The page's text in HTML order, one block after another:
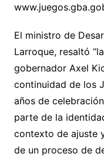
El ministro de
Larroque, resaltó
gobernador Axel
continuidad de los
años de
parte de la
contexto de ajuste
de un proceso de